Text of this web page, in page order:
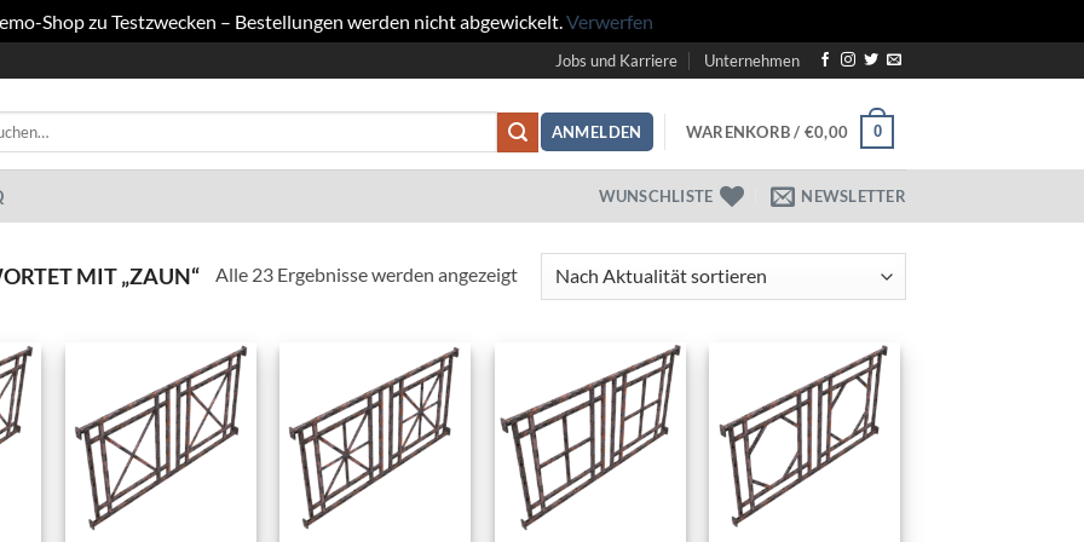
Shop zu Testzwecken – Bestellungen werden nicht abgewickelt.Verwerfen
Jobs und Karriere Unternehmen
ANMELDEN WARENKORB / €0,00 0
WUNSCHLISTE NEWSLETTER
MIT „ZAUN“ Alle 23 Ergebnisse werden angezeigtNach
Aktualität
to
Add to
wishlist
Add to
wishlist
Add to
wishlist
Add to
wishlist